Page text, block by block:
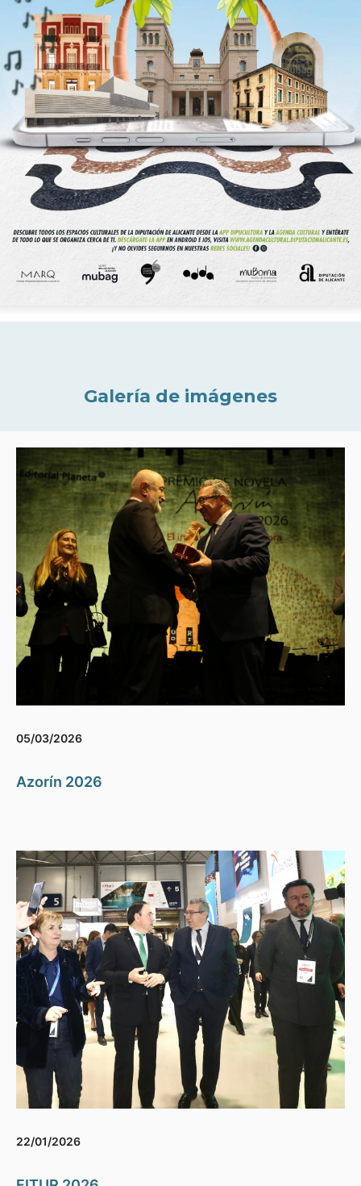
Galería de imágenes
05/03/2026
Azorín 2026
22/01/2026